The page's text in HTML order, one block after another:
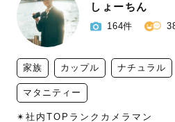
しょーちん
164件
家族 カップル ナチュラル
マタニティー
✴︎社内TOPランクカメラマン